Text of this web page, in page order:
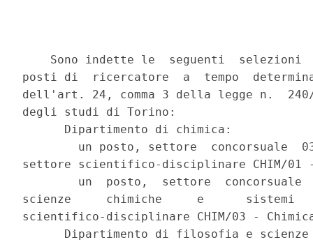
Sono indette le  seguenti  selezioni
posti di  ricercatore  a  tempo
dell'art. 24, comma 3 della legge n.
degli studi di Torino:
      Dipartimento di chimica:
un posto, settore  concorsuale
settore scientifico-disciplinare CHIM/
un  posto,  settore  concorsuale
scienze     chimiche     e      sistemi
scientifico-disciplinare CHIM/03 -
Dipartimento di filosofia e